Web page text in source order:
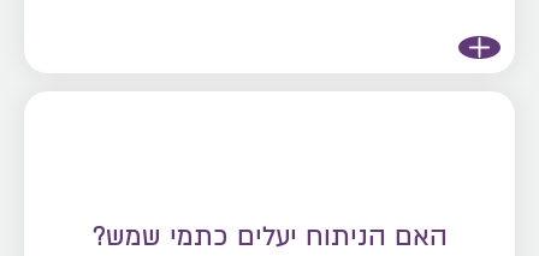
האם הניתוח יעלים כתמי שמש?